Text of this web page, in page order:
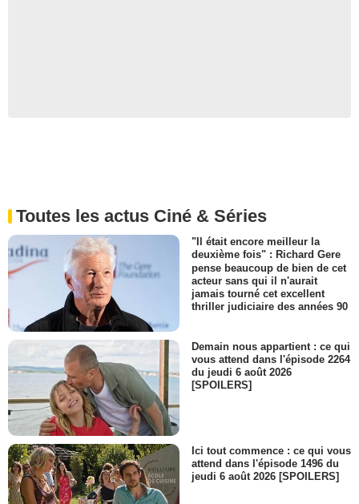
Toutes les actus Ciné & Séries
"Il était encore meilleur la
deuxième fois" : Richard Gere
pense beaucoup de bien de cet
acteur sans qui il n'aurait
jamais tourné cet excellent
thriller judiciaire des années 90
Demain nous appartient : ce qui
vous attend dans l'épisode 2264
du jeudi 6 août 2026
[SPOILERS]
Ici tout commence : ce qui vous
attend dans l'épisode 1496 du
jeudi 6 août 2026 [SPOILERS]